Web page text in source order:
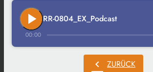
play_arrow RR-0804_EX_Podcast
00:00
chevron_left ZURÜCK